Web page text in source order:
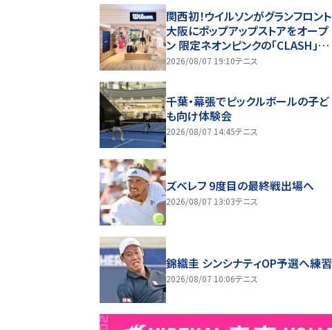
関西初！ウイルソンがグランフロント
大阪にポップアップストアをオープ
ン 限定ネオンピンクの「CLASH」や
洗練されたスポーツウェアを展開
2026/08/07 19:10テニス
千葉・幕張でピックルボールの子ど
も向け体験会
2026/08/07 14:45テニス
ズベレフ 9度目の最終戦出場へ
2026/08/07 13:03テニス
錦織圭 シンシナティOP予選へ練習
2026/08/07 10:06テニス